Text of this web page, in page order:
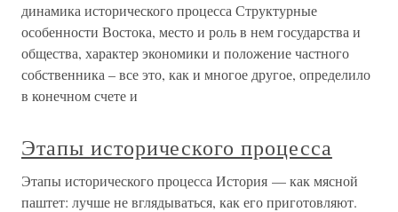
динамика исторического процесса Структурные
особенности Востока, место и роль в нем государства и
общества, характер экономики и положение частного
собственника – все это, как и многое другое, определило
в конечном счете и
Этапы исторического процесса
Этапы исторического процесса История — как мясной
паштет: лучше не вглядываться, как его приготовляют.